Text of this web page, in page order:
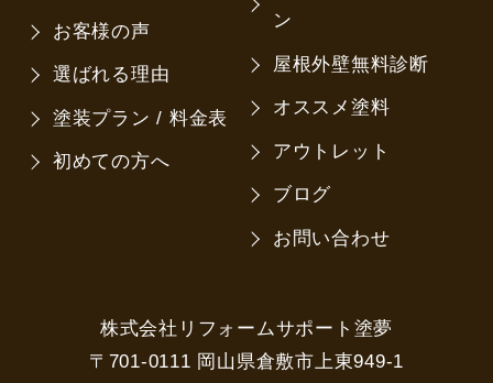
お客様の声
選ばれる理由
塗装プラン / 料金表
初めての方へ
ン
屋根外壁無料診断
オススメ塗料
アウトレット
ブログ
お問い合わせ
株式会社リフォームサポート塗夢
〒701-0111 岡山県倉敷市上東949-1